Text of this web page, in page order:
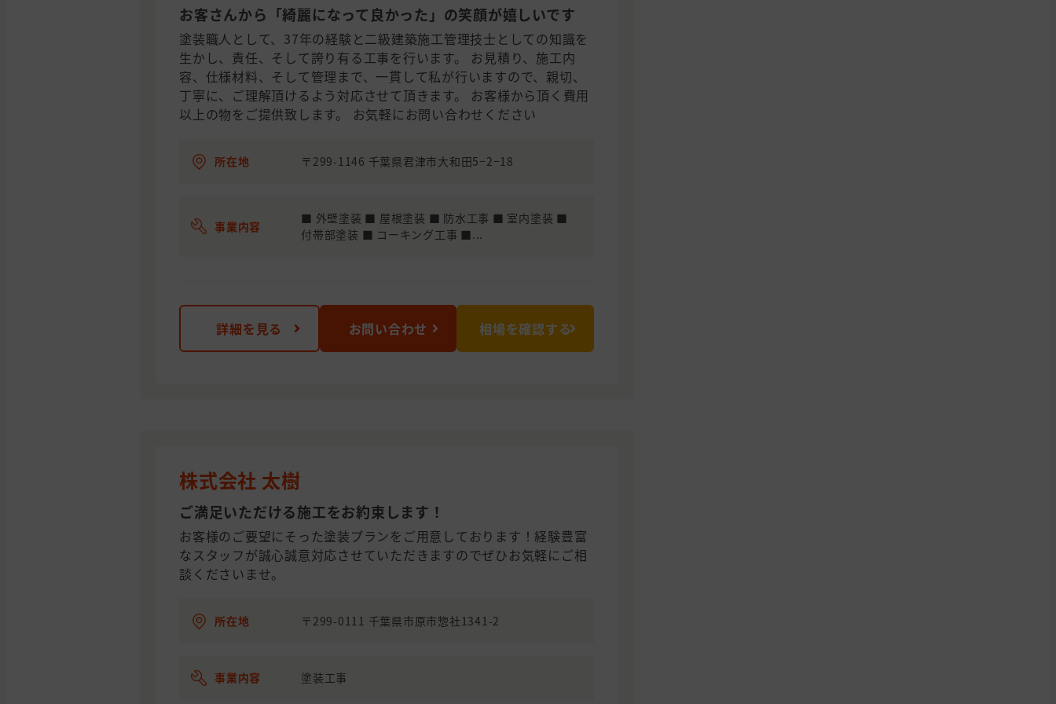
お客さんから「綺麗になって良かった」の笑顔が嬉しいです
塗装職人として、37年の経験と二級建築施工管理技士としての知識を
生かし、責任、そして誇り有る工事を行います。 お見積り、施工内
容、仕様材料、そして管理まで、一貫して私が行いますので、親切、
丁寧に、ご理解頂けるよう対応させて頂きます。 お客様から頂く費用
以上の物をご提供致します。 お気軽にお問い合わせください
所在地 〒299-1146 千葉県君津市大和田5−2−18
事業内容
■ 外壁塗装 ■ 屋根塗装 ■ 防水工事 ■ 室内塗装 ■
付帯部塗装 ■ コーキング工事 ■...
詳細を見る お問い合わせ 相場を確認する
株式会社 太樹
ご満足いただける施工をお約束します！
お客様のご要望にそった塗装プランをご用意しております！経験豊富
なスタッフが誠心誠意対応させていただきますのでぜひお気軽にご相
談くださいませ。
所在地 〒299-0111 千葉県市原市惣社1341-2
事業内容 塗装工事